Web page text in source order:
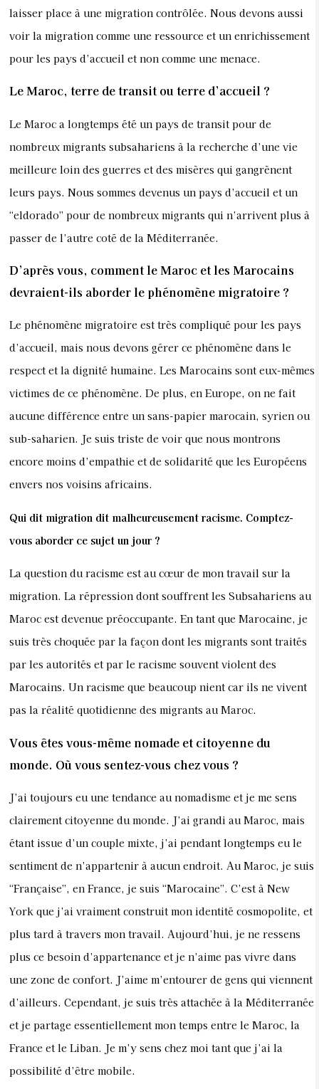
laisser place à une migration contrôlée. Nous devons aussi
voir la migration comme une ressource et un enrichissement
pour les pays d’accueil et non comme une menace.
Le Maroc, terre de transit ou terre d’accueil ?
Le Maroc a longtemps été un pays de transit pour de
nombreux migrants subsahariens à la recherche d’une vie
meilleure loin des guerres et des misères qui gangrènent
leurs pays. Nous sommes devenus un pays d’accueil et un
“eldorado” pour de nombreux migrants qui n’arrivent plus à
passer de l’autre coté de la Méditerranée.
D’après vous, comment le Maroc et les Marocains
devraient-ils aborder le phénomène migratoire ?
Le phénomène migratoire est très compliqué pour les pays
d’accueil, mais nous devons gérer ce phénomène dans le
respect et la dignité humaine. Les Marocains sont eux-mêmes
victimes de ce phénomène. De plus, en Europe, on ne fait
aucune différence entre un sans-papier marocain, syrien ou
sub-saharien. Je suis triste de voir que nous montrons
encore moins d’empathie et de solidarité que les Européens
envers nos voisins africains.
Qui dit migration dit malheureusement racisme. Comptez-
vous aborder ce sujet un jour ?
La question du racisme est au cœur de mon travail sur la
migration. La répression dont souffrent les Subsahariens au
Maroc est devenue préoccupante. En tant que Marocaine, je
suis très choquée par la façon dont les migrants sont traités
par les autorités et par le racisme souvent violent des
Marocains. Un racisme que beaucoup nient car ils ne vivent
pas la réalité quotidienne des migrants au Maroc.
Vous êtes vous-même nomade et citoyenne du
monde. Où vous sentez-vous chez vous ?
J’ai toujours eu une tendance au nomadisme et je me sens
clairement citoyenne du monde. J’ai grandi au Maroc, mais
étant issue d’un couple mixte, j’ai pendant longtemps eu le
sentiment de n’appartenir à aucun endroit. Au Maroc, je suis
“Française”, en France, je suis “Marocaine”. C’est à New
York que j’ai vraiment construit mon identité cosmopolite, et
plus tard à travers mon travail. Aujourd’hui, je ne ressens
plus ce besoin d’appartenance et je n’aime pas vivre dans
une zone de confort. J’aime m’entourer de gens qui viennent
d’ailleurs. Cependant, je suis très attachée à la Méditerranée
et je partage essentiellement mon temps entre le Maroc, la
France et le Liban. Je m’y sens chez moi tant que j’ai la
possibilité d’être mobile.